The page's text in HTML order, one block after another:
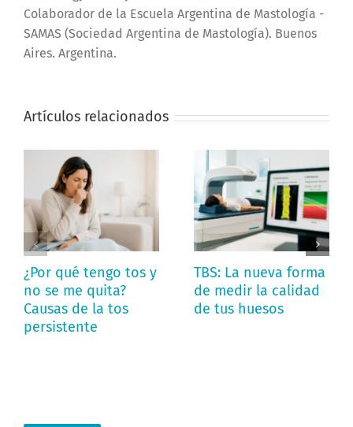
Colaborador de la Escuela Argentina de Mastología -
SAMAS (Sociedad Argentina de Mastología). Buenos
Aires. Argentina.
Artículos relacionados
¿Por qué tengo tos y
no se me quita?
Causas de la tos
persistente
TBS: La nueva forma
de medir la calidad
de tus huesos